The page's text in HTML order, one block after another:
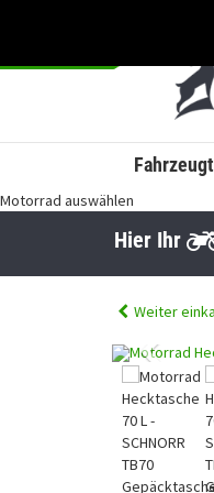
Motorrad auswählen
Hier Ihr
Weiter